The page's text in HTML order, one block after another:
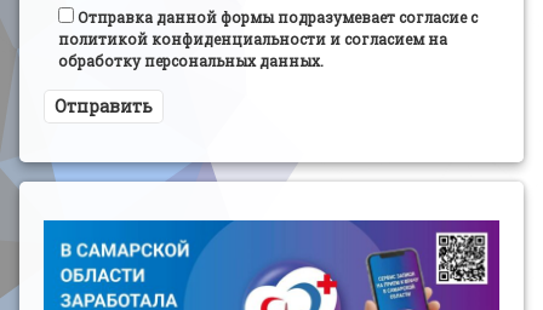
Отправка данной формы подразумевает согласие с
политикой конфиденциальности и согласием на
обработку персональных данных.